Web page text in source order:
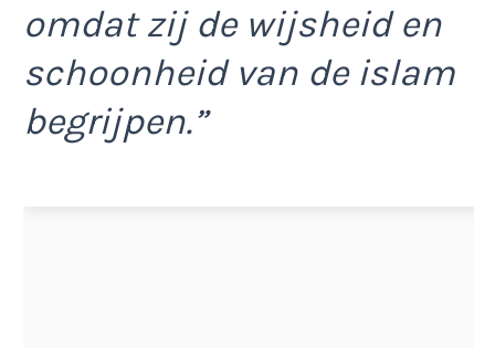
omdat zij de wijsheid en
schoonheid van de islam
begrijpen.”